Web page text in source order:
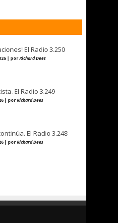
El Radio 3.250
| porRichard Dees
El Radio 3.249
| porRichard Dees
El Radio 3.248
| porRichard Dees